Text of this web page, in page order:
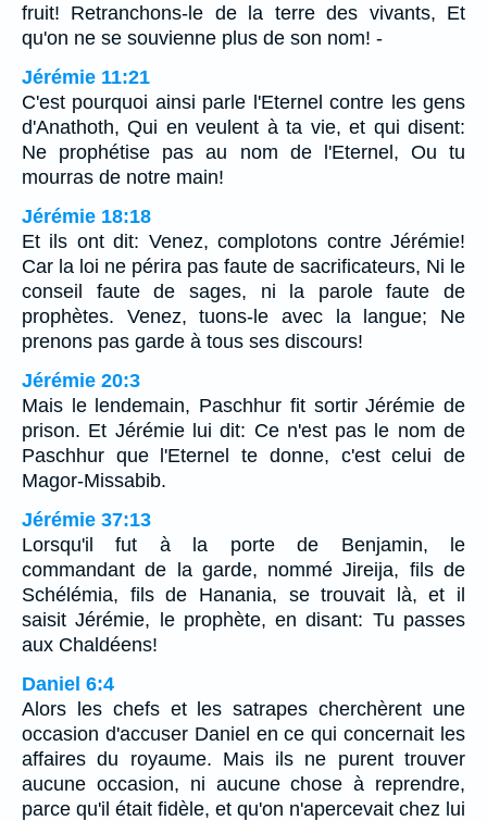
fruit! Retranchons-le de la terre des vivants, Et
qu'on ne se souvienne plus de son nom! -
Jérémie 11:21
C'est pourquoi ainsi parle l'Eternel contre les gens
d'Anathoth, Qui en veulent à ta vie, et qui disent:
Ne prophétise pas au nom de l'Eternel, Ou tu
mourras de notre main!
Jérémie 18:18
Et ils ont dit: Venez, complotons contre Jérémie!
Car la loi ne périra pas faute de sacrificateurs, Ni le
conseil faute de sages, ni la parole faute de
prophètes. Venez, tuons-le avec la langue; Ne
prenons pas garde à tous ses discours!
Jérémie 20:3
Mais le lendemain, Paschhur fit sortir Jérémie de
prison. Et Jérémie lui dit: Ce n'est pas le nom de
Paschhur que l'Eternel te donne, c'est celui de
Magor-Missabib.
Jérémie 37:13
Lorsqu'il fut à la porte de Benjamin, le
commandant de la garde, nommé Jireija, fils de
Schélémia, fils de Hanania, se trouvait là, et il
saisit Jérémie, le prophète, en disant: Tu passes
aux Chaldéens!
Daniel 6:4
Alors les chefs et les satrapes cherchèrent une
occasion d'accuser Daniel en ce qui concernait les
affaires du royaume. Mais ils ne purent trouver
aucune occasion, ni aucune chose à reprendre,
parce qu'il était fidèle, et qu'on n'apercevait chez lui